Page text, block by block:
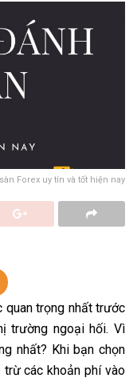
Forex uy tín và tốt hiện nay
trọng nhất trước
trường ngoại hối. Vì
nhất? Khi bạn chọn
các khoản phí vào